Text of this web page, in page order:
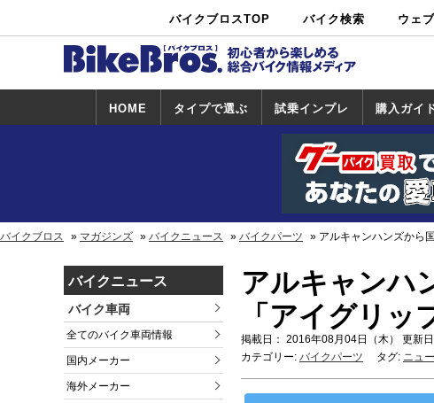
バイクブロスTOP バイク検索
中古バイ
ク・新車検
カタログ検
索
ショップ検
索
ウェ
HOME タイプで選ぶ 試乗インプレ
試乗インプレ
一覧
ホンダ
ヤマハ
スズキ
カワサキ
ハーレー
BMW
トライアンフ
ドゥカティ
購入ガイ
一覧
バイクブロス マガジンズ バイクニュース バイクパーツ アルキャンハンズから
バイクニュース
バイク車両
全てのバイク車両情報
国内メーカー
海外メーカー
アルキャンハ
「アイグリッ
掲載日： 2016年08月04日（木） 更新
カテゴリー: バイクパーツ タグ: ニュ